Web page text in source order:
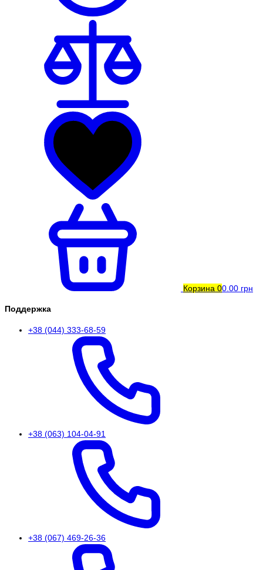
Корзина 00.00 грн
Поддержка
+38 (044) 333-68-59
+38 (063) 104-04-91
+38 (067) 469-26-36